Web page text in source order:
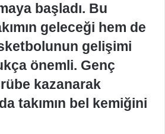
başladı. Bu
geleceği hem de
gelişimi
önemli. Genç
kazanarak
takımın bel kemiğini